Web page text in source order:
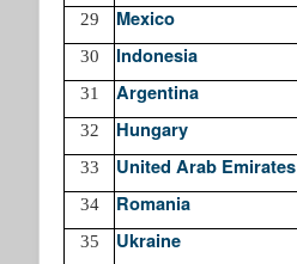
29 Mexico
30 Indonesia
31 Argentina
32 Hungary
33 United Arab Emirates
34 Romania
35 Ukraine